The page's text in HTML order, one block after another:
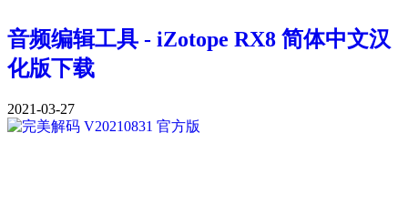
音频编辑工具 - iZotope RX8 简体中文汉
化版下载
2021-03-27